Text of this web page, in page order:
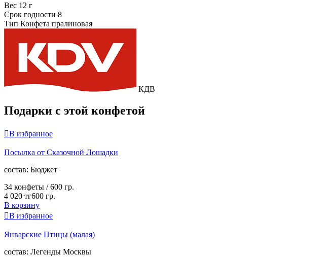
Вес 12 г
Срок годности 8
Тип Конфета пралиновая
КДВ
Подарки с этой конфетой
В избранное
Посылка от Сказочной Лошадки
cостав: Бюджет
34 конфеты /600 гр.
4 020 тг600 гр.
В корзину
В избранное
Январские Птицы (малая)
cостав: Легенды Москвы